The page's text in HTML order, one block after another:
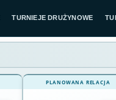
TURNIEJE DRUŻYNOWE
PLANOWANA RELACJA